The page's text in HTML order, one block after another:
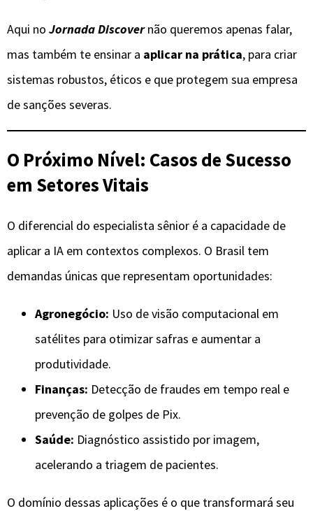
Aqui no Jornada Discovernão queremos apenas falar,
mas também te ensinar a aplicar na prática, para criar
sistemas robustos, éticos e que protegem sua empresa
de sanções severas.
O Próximo Nível: Casos de Sucesso
em Setores Vitais
O diferencial do especialista sênior é a capacidade de
aplicar a IA em contextos complexos. O Brasil tem
demandas únicas que representam oportunidades:
Agronegócio: Uso de visão computacional em
satélites para otimizar safras e aumentar a
produtividade.
Finanças: Detecção de fraudes em tempo real e
prevenção de golpes de Pix.
Saúde: Diagnóstico assistido por imagem,
acelerando a triagem de pacientes.
O domínio dessas aplicações é o que transformará seu